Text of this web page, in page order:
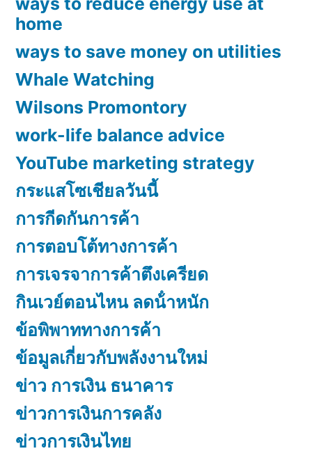
home
ways to save money on utilities
Whale Watching
Wilsons Promontory
work-life balance advice
YouTube marketing strategy
กระแสโซเชียลวันนี้
การกีดกันการค้า
การตอบโต้ทางการค้า
การเจรจาการค้าตึงเครียด
กินเวย์ตอนไหน ลดน้ําหนัก
ข้อพิพาททางการค้า
ข้อมูลเกี่ยวกับพลังงานใหม่
ข่าว การเงิน ธนาคาร
ข่าวการเงินการคลัง
ข่าวการเงินไทย